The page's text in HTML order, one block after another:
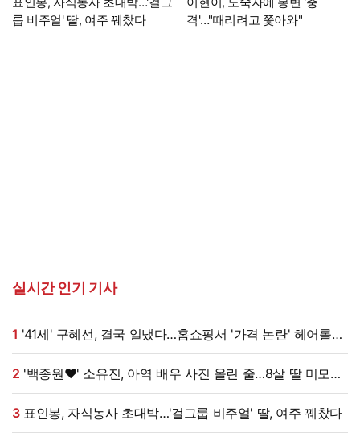
룹 비주얼' 딸, 여주 꿰찼다
격'…"때리려고 쫓아와"
실시간 인기 기사
1
대박, 무려 '3만 장' 돌파 [엑's 이슈]
2
대박, 연예인 시켜도 되겠어 [★해시태그]
3 표인봉, 자식농사 초대박…'걸그룹 비주얼' 딸, 여주 꿰찼다